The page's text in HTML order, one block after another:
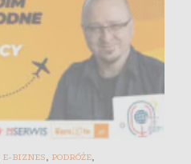
E-BIZNES, PODRÓŻE,